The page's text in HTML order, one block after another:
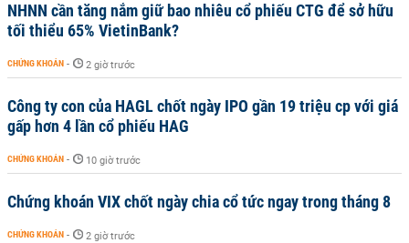
NHNN cần tăng nắm giữ bao nhiêu cổ phiếu CTG để sở hữu
tối thiểu 65% VietinBank?
CHỨNG KHOÁN - 2 giờ trước
Công ty con của HAGL chốt ngày IPO gần 19 triệu cp với giá
gấp hơn 4 lần cổ phiếu HAG
CHỨNG KHOÁN - 10 giờ trước
Chứng khoán VIX chốt ngày chia cổ tức ngay trong tháng 8
CHỨNG KHOÁN - 2 giờ trước